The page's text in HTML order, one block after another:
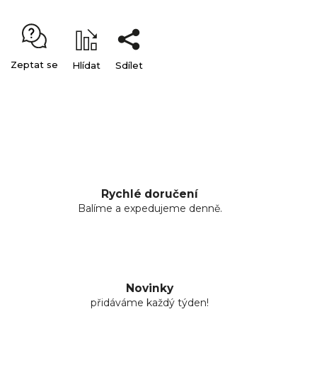
Zeptat se Hlídat Sdílet
Rychlé doručení
Balíme a expedujeme denně.
Novinky
přidáváme každý týden!